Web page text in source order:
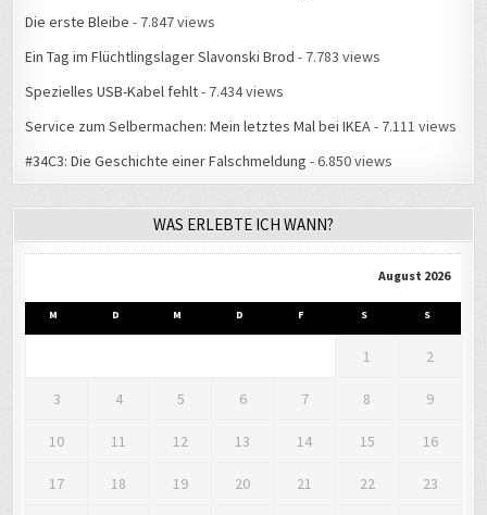
Die erste Bleibe - 7.847 views
Ein Tag im Flüchtlingslager Slavonski Brod - 7.783 views
Spezielles USB-Kabel fehlt- 7.434 views
Service zum Selbermachen: Mein letztes Mal bei IKEA- 7.111 views
#34C3: Die Geschichte einer Falschmeldung - 6.850 views
WAS ERLEBTE ICH WANN?
August 2026
M D M D F S S
1 2
3 4 5 6 7 8 9
10 11 12 13 14 15 16
17 18 19 20 21 22 23